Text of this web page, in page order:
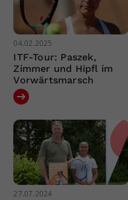
04.02.2025
ITF-Tour: Paszek,
Zimmer und Hipfl im
Vorwärtsmarsch
27.07.2024